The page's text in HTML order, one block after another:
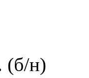
(б/н)